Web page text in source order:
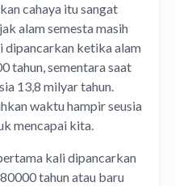
cahaya itu sangat
alam semesta masih
dipancarkan ketika alam
tahun, sementara saat
13,8 milyar tahun.
waktu hampir seusia
mencapai kita.
kali dipancarkan
tahun atau baru